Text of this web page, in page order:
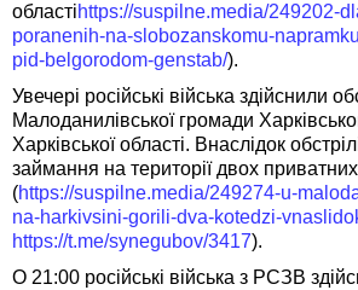
областіhttps://suspilne.media/249202-
poranenih-na-slobozanskomu-
pid-belgorodom-genstab/).
Увечері російські війська здійснили
Малоданилівської громади
Харківської області. Внаслідок
займання на території двох
(https://suspilne.media/249274-u-
na-harkivsini-gorili-dva-kotedzi-
https://t.me/synegubov/3417).
О 21:00 російські війська з РСЗВ